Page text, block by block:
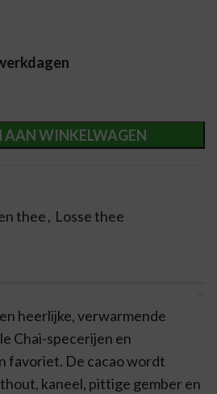
AAN WINKELWAGEN
thee, Losse thee
heerlijke, verwarmende
Chai-specerijen en
favoriet. De cacao wordt
kaneel, pittige gember en